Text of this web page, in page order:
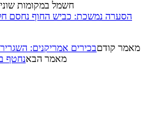
חשמל במקומות
הסערה נמשכת: כביש החוף נחסם
מאמר קודםבכירים אמריקנים:
מאמר הבאנחטף